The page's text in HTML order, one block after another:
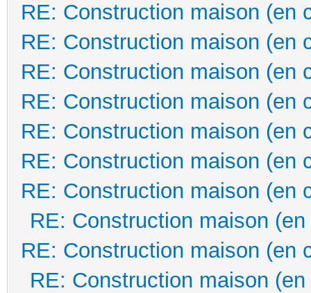
RE: Construction maison (en
RE: Construction maison (en
RE: Construction maison (en
RE: Construction maison (en
RE: Construction maison (en
RE: Construction maison (en
RE: Construction maison (en
RE: Construction maison
RE: Construction maison (en
RE: Construction maison